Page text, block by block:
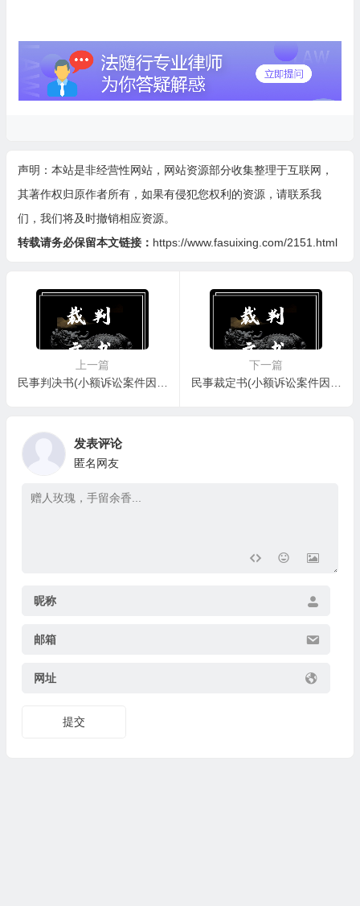
声明：本站是非经营性网站，网站资源部分收集整理于互联网，
其著作权归原作者所有，如果有侵犯您权利的资源，请联系我
们，我们将及时撤销相应资源。
转载请务必保留本文链接： https://www.fasuixing.com/2151.html
上一篇
民事判决书(小额诉讼案件因程序不当再审用)
下一篇
民事裁定书(小额诉讼案件因程序不当裁定再审用)
发表评论
匿名网友
昵称
邮箱
网址
提交